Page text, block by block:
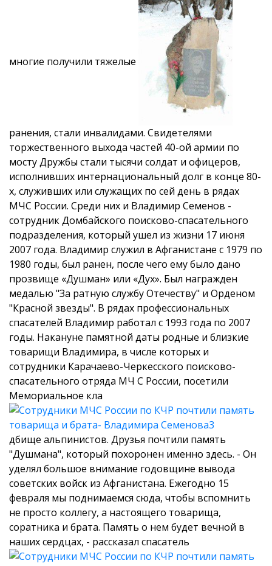
многие получили тяжелые
ранения, стали инвалидами. Свидетелями
торжественного выхода частей 40-ой армии по
мосту Дружбы стали тысячи солдат и офицеров,
исполнивших интернациональный долг в конце 80-
х, служивших или служащих по сей день в рядах
МЧС России. Среди них и Владимир Семенов -
сотрудник Домбайского поисково-спасательного
подразделения, который ушел из жизни 17 июня
2007 года. Владимир служил в Афганистане с 1979 по
1980 годы, был ранен, после чего ему было дано
прозвище «Душман» или «Дух». Был награжден
медалью "За ратную службу Отечеству" и Орденом
"Красной звезды". В рядах профессиональных
спасателей Владимир работал с 1993 года по 2007
годы. Накануне памятной даты родные и близкие
товарищи Владимира, в числе которых и
сотрудники Карачаево-Черкесского поисково-
спасательного отряда МЧ С России, посетили
Мемориальное кла
дбище альпинистов. Друзья почтили память
"Душмана", который похоронен именно здесь. - Он
уделял большое внимание годовщине вывода
советских войск из Афганистана. Ежегодно 15
февраля мы поднимаемся сюда, чтобы вспомнить
не просто коллегу, а настоящего товарища,
соратника и брата. Память о нем будет вечной в
наших сердцах, - рассказал спасатель